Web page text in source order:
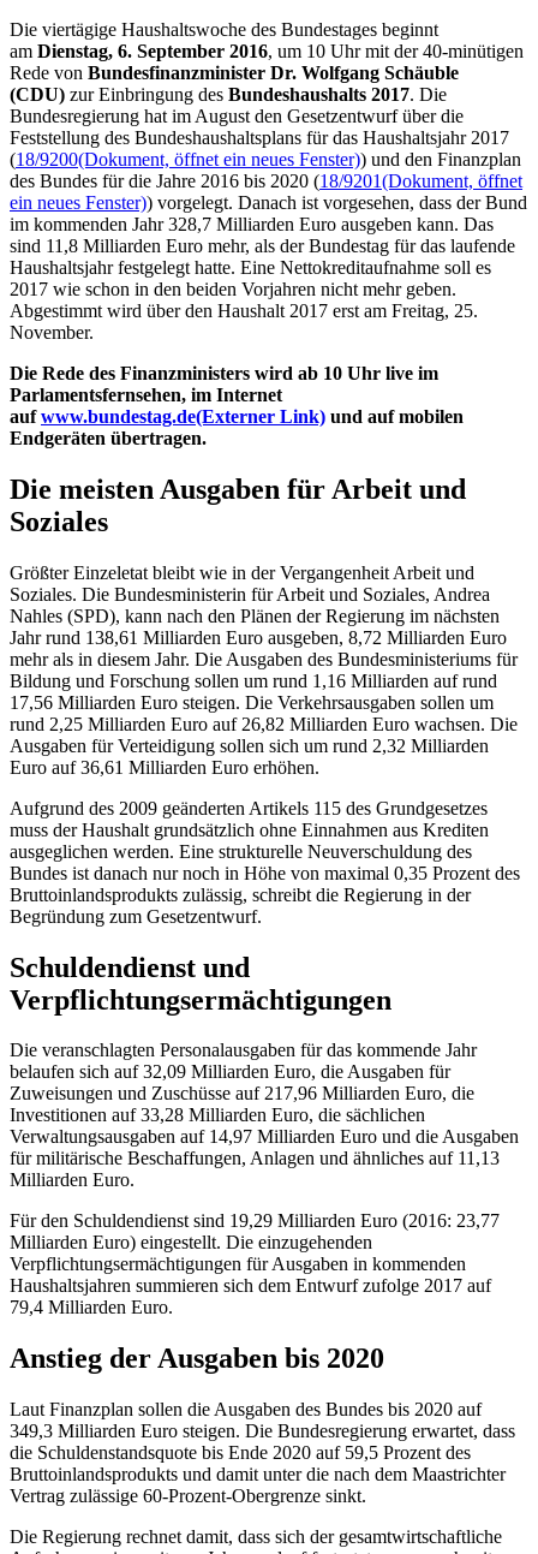
Die viertägige Haushaltswoche des Bundestages beginnt
am Dienstag, 6. September 2016, um 10 Uhr mit der 40-minütigen
Rede von Bundesfinanzminister Dr. Wolfgang Schäuble
(CDU) zur Einbringung des Bundeshaushalts 2017. Die
Bundesregierung hat im August den Gesetzentwurf über die
Feststellung des Bundeshaushaltsplans für das Haushaltsjahr 2017
(18/9200(Dokument, öffnet ein neues Fenster)) und den Finanzplan
des Bundes für die Jahre 2016 bis 2020 (18/9201(Dokument, öffnet
ein neues Fenster)) vorgelegt. Danach ist vorgesehen, dass der Bund
im kommenden Jahr 328,7 Milliarden Euro ausgeben kann. Das
sind 11,8 Milliarden Euro mehr, als der Bundestag für das laufende
Haushaltsjahr festgelegt hatte. Eine Nettokreditaufnahme soll es
2017 wie schon in den beiden Vorjahren nicht mehr geben.
Abgestimmt wird über den Haushalt 2017 erst am Freitag, 25.
November.
Die Rede des Finanzministers wird ab 10 Uhr live im
Parlamentsfernsehen, im Internet
auf www.bundestag.de(Externer Link) und auf mobilen
Endgeräten übertragen.
Die meisten Ausgaben für Arbeit und
Soziales
Größter Einzeletat bleibt wie in der Vergangenheit Arbeit und
Soziales. Die Bundesministerin für Arbeit und Soziales, Andrea
Nahles (SPD), kann nach den Plänen der Regierung im nächsten
Jahr rund 138,61 Milliarden Euro ausgeben, 8,72 Milliarden Euro
mehr als in diesem Jahr. Die Ausgaben des Bundesministeriums für
Bildung und Forschung sollen um rund 1,16 Milliarden auf rund
17,56 Milliarden Euro steigen. Die Verkehrsausgaben sollen um
rund 2,25 Milliarden Euro auf 26,82 Milliarden Euro wachsen. Die
Ausgaben für Verteidigung sollen sich um rund 2,32 Milliarden
Euro auf 36,61 Milliarden Euro erhöhen.
Aufgrund des 2009 geänderten Artikels 115 des Grundgesetzes
muss der Haushalt grundsätzlich ohne Einnahmen aus Krediten
ausgeglichen werden. Eine strukturelle Neuverschuldung des
Bundes ist danach nur noch in Höhe von maximal 0,35 Prozent des
Bruttoinlandsprodukts zulässig, schreibt die Regierung in der
Begründung zum Gesetzentwurf.
Schuldendienst und
Verpflichtungsermächtigungen
Die veranschlagten Personalausgaben für das kommende Jahr
belaufen sich auf 32,09 Milliarden Euro, die Ausgaben für
Zuweisungen und Zuschüsse auf 217,96 Milliarden Euro, die
Investitionen auf 33,28 Milliarden Euro, die sächlichen
Verwaltungsausgaben auf 14,97 Milliarden Euro und die Ausgaben
für militärische Beschaffungen, Anlagen und ähnliches auf 11,13
Milliarden Euro.
Für den Schuldendienst sind 19,29 Milliarden Euro (2016: 23,77
Milliarden Euro) eingestellt. Die einzugehenden
Verpflichtungsermächtigungen für Ausgaben in kommenden
Haushaltsjahren summieren sich dem Entwurf zufolge 2017 auf
79,4 Milliarden Euro.
Anstieg der Ausgaben bis 2020
Laut Finanzplan sollen die Ausgaben des Bundes bis 2020 auf
349,3 Milliarden Euro steigen. Die Bundesregierung erwartet, dass
die Schuldenstandsquote bis Ende 2020 auf 59,5 Prozent des
Bruttoinlandsprodukts und damit unter die nach dem Maastrichter
Vertrag zulässige 60-Prozent-Obergrenze sinkt.
Die Regierung rechnet damit, dass sich der gesamtwirtschaftliche